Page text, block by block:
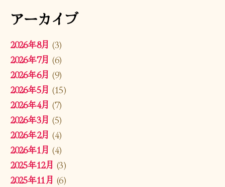
アーカイブ
2026年8月 (3)
2026年7月 (6)
2026年6月 (9)
2026年5月 (15)
2026年4月 (7)
2026年3月 (5)
2026年2月 (4)
2026年1月 (4)
2025年12月 (3)
2025年11月 (6)